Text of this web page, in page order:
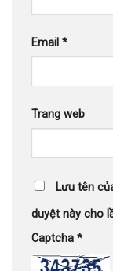
Email *
Trang web
Lưu tên
duyệt này cho
Captcha *